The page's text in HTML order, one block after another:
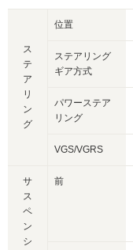
ス
テ
ア
リ
ン
グ
位置
ステアリング
ギア方式
パワーステア
リング
VGS/VGRS
サ
ス
ペ
ン
シ
前